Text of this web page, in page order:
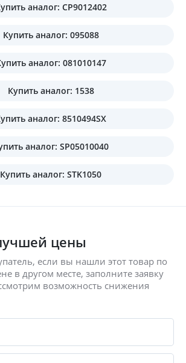
аналог: CP9012402
Купить аналог: 095088
аналог: 081010147
Купить аналог: 1538
аналог: 8510494SX
аналог: SP05010040
Купить аналог: STK1050
цены
если вы нашли этот товар по
в другом месте, заполните заявку
возможность снижения